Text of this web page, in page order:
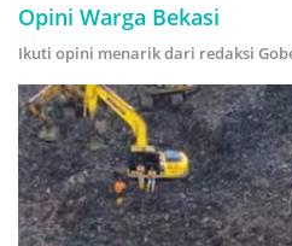
Opini Warga Bekasi
Ikuti opini menarik dari redaksi